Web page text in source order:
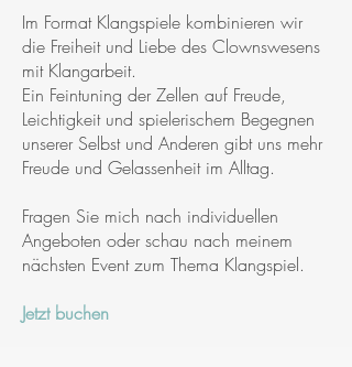
Im Format Klangspiele kombinieren wir
die Freiheit und Liebe des Clownswesens
mit Klangarbeit.
Ein Feintuning der Zellen auf Freude,
Leichtigkeit und spielerischem Begegnen
unserer Selbst und Anderen gibt uns mehr
Freude und Gelassenheit im Alltag.
Fragen Sie mich nach individuellen
Angeboten oder schau nach meinem
nächsten Event zum Thema Klangspiel.
Jetzt buchen